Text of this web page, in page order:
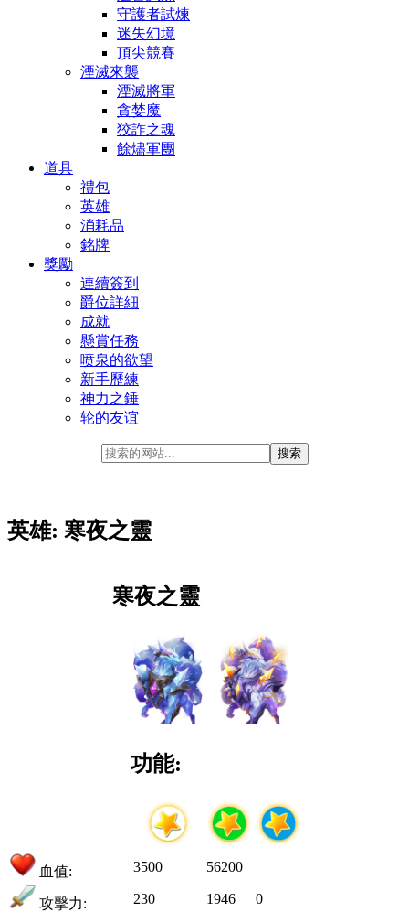
守護者試煉
迷失幻境
頂尖競賽
湮滅來襲
湮滅將軍
貪婪魔
狡詐之魂
餘燼軍團
道具
禮包
英雄
消耗品
銘牌
獎勵
連續簽到
爵位詳細
成就
懸賞任務
喷泉的欲望
新手歷練
神力之錘
轮的友谊
英雄: 寒夜之靈
寒夜之靈
功能:
血值: 3500 56200
攻擊力: 230 1946 0